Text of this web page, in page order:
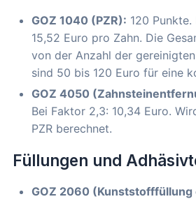
GOZ 1040 (PZR): 120
15,52 Euro pro Zahn. Die
von der Anzahl der
sind 50 bis 120 Euro für eine
GOZ 4050
Bei Faktor 2,3: 10,34 Euro.
PZR berechnet.
Füllungen und
GOZ 2060 (Kunststofffüllung